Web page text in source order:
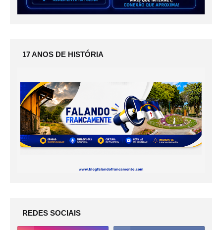
17 ANOS DE HISTÓRIA
REDES SOCIAIS